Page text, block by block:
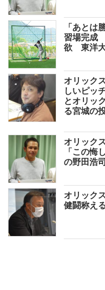
「あと
習場完成
欲 東洋
オリック
しいピッ
とオリッ
る宮城の
オリック
「この
の野田浩
オリック
健闘称え